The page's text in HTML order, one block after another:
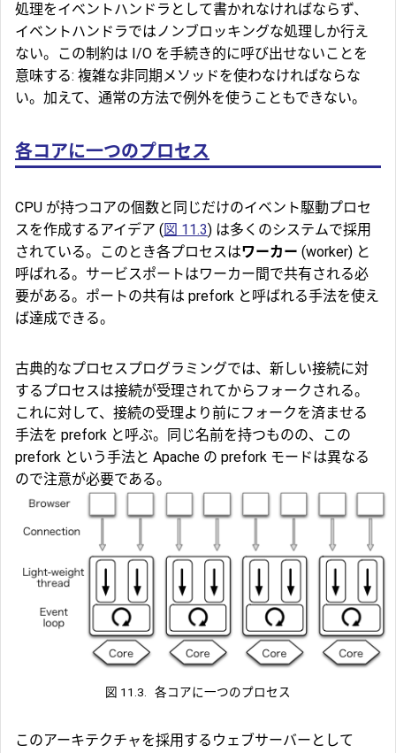
処理をイベントハンドラとして書かれなければならず、
イベントハンドラではノンブロッキングな処理しか行え
ない。この制約は I/O を手続き的に呼び出せないことを
意味する: 複雑な非同期メソッドを使わなければならな
い。加えて、通常の方法で例外を使うこともできない。
各コアに一つのプロセス
CPU が持つコアの個数と同じだけのイベント駆動プロセ
スを作成するアイデア ( 図 11.3) は多くのシステムで採用
されている。このとき各プロセスはワーカー (worker) と
呼ばれる。サービスポートはワーカー間で共有される必
要がある。ポートの共有は prefork と呼ばれる手法を使え
ば達成できる。
古典的なプロセスプログラミングでは、新しい接続に対
するプロセスは接続が受理されてからフォークされる。
これに対して、接続の受理より前にフォークを済ませる
手法を prefork と呼ぶ。同じ名前を持つものの、この
prefork という手法と Apache の prefork モードは異なる
ので注意が必要である。
図 11.3. 各コアに一つのプロセス
このアーキテクチャを採用するウェブサーバーとして